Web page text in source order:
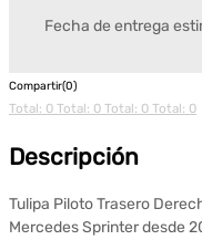
Fecha de entrega
Compartir(0)
Total: 0 Total: 0 Total: 0 Total: 0
Descripción
Tulipa Piloto Trasero
Mercedes Sprinter desde